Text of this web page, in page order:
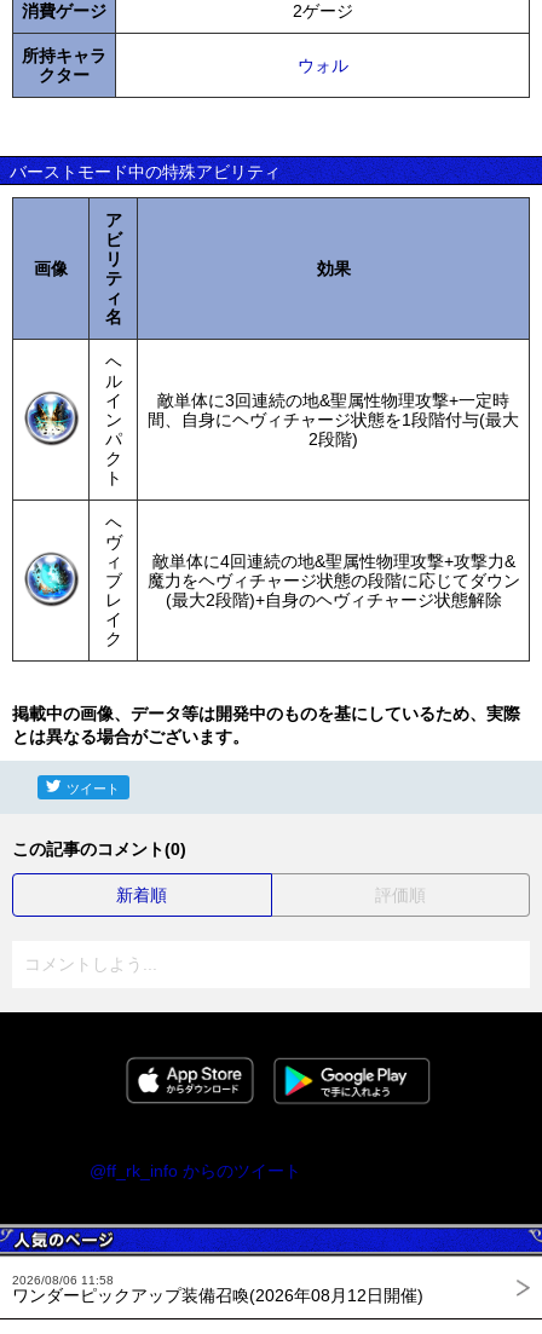
消費ゲージ 2ゲージ
所持キャラ
クター
ウォル
バーストモード中の特殊アビリティ
画像
ア
ビ
リ
テ
ィ
名
効果
ヘ
ル
イ
ン
パ
ク
ト
敵単体に3回連続の地&聖属性物理攻撃+一定時
間、自身にヘヴィチャージ状態を1段階付与(最大
2段階)
ヘ
ヴ
ィ
ブ
レ
イ
ク
敵単体に4回連続の地&聖属性物理攻撃+攻撃力&
魔力をヘヴィチャージ状態の段階に応じてダウン
(最大2段階)+自身のヘヴィチャージ状態解除
掲載中の画像、データ等は開発中のものを基にしているため、実際
とは異なる場合がございます。
ツイート
この記事のコメント(0)
新着順 評価順
コメントしよう...
@ff_rk_info からのツイート
2026/08/06 11:58
ワンダーピックアップ装備召喚(2026年08月12日開催)